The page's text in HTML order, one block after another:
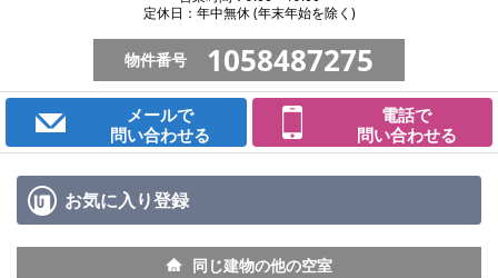
定休日：年中無休 (年末年始を除く)
物件番号 1058487275
メールで
問い合わせる
電話で
問い合わせる
お気に入り登録
同じ建物の他の空室